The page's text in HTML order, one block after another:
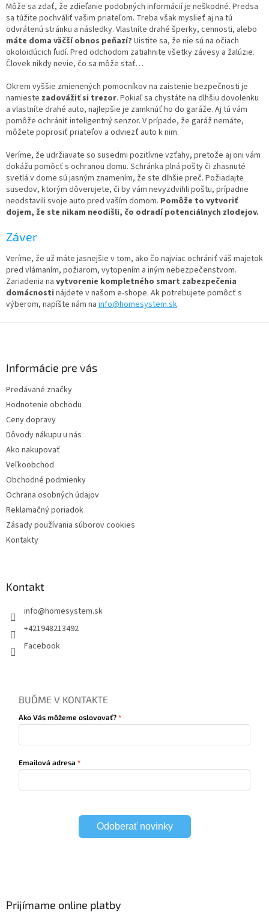
Môže sa zdať, že zdieľanie podobných informácií je neškodné. Predsa
sa túžite pochváliť vašim priateľom. Treba však myslieť aj na tú
odvrátenú stránku a následky. Vlastníte drahé šperky, cennosti, alebo
máte doma väčší obnos peňazí? Uistite sa, že nie sú na očiach
okoloidúcich ľudí. Pred odchodom zatiahnite všetky závesy a žalúzie.
Človek nikdy nevie, čo sa môže stať…
Okrem vyššie zmienených pomocníkov na zaistenie bezpečnosti je
namieste zadovážiť si trezor. Pokiaľ sa chystáte na dlhšiu dovolenku
a vlastníte drahé auto, najlepšie je zamknúť ho do garáže. Aj tú vám
pomôže ochrániť inteligentný senzor. V prípade, že garáž nemáte,
môžete poprosiť priateľov a odviezť auto k nim.
Veríme, že udržiavate so susedmi pozitívne vzťahy, pretože aj oni vám
dokážu pomôcť s ochranou domu. Schránka plná pošty či zhasnuté
svetlá v dome sú jasným znamením, že ste dlhšie preč. Požiadajte
susedov, ktorým dôverujete, či by vám nevyzdvihli poštu, prípadne
neodstavili svoje auto pred vaším domom. Pomôže to vytvoriť
dojem, že ste nikam neodišli, čo odradí potenciálnych zlodejov.
Záver
Veríme, že už máte jasnejšie v tom, ako čo najviac ochrániť váš majetok
pred vlámaním, požiarom, vytopením a iným nebezpečenstvom.
Zariadenia na vytvorenie kompletného smart zabezpečenia
domácnosti nájdete v našom e-shope. Ak potrebujete pomôcť s
výberom, napíšte nám na info@homesystem.sk.
Informácie pre vás
Predávané značky
Hodnotenie obchodu
Ceny dopravy
Dôvody nákupu u nás
Ako nakupovať
Veľkoobchod
Obchodné podmienky
Ochrana osobných údajov
Reklamačný poriadok
Zásady používania súborov cookies
Kontakty
Kontakt
info@homesystem.sk
+421948213492
Facebook
BUĎME V KONTAKTE
Ako Vás môžeme oslovovať?
Emailová adresa
Odoberať novinky
Prijímame online platby